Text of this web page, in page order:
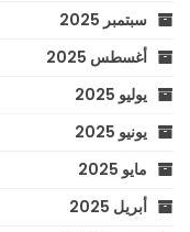
سبتمبر 2025
أغسطس 2025
يوليو 2025
يونيو 2025
مايو 2025
أبريل 2025